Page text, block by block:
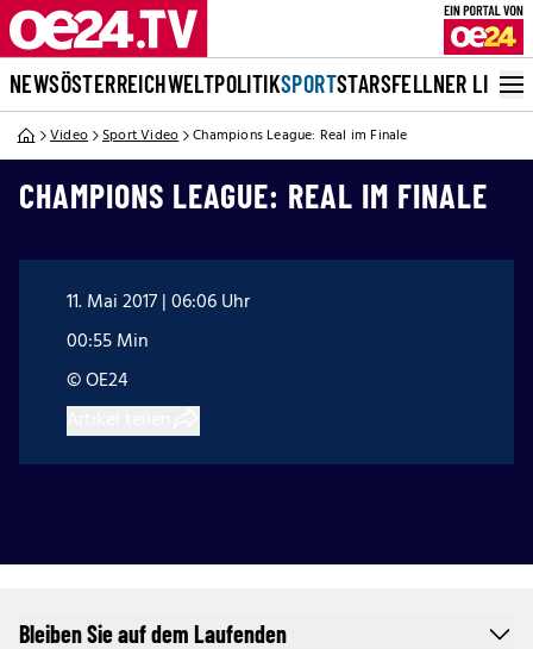
NEWSÖSTERREICHWELTPOLITIKSPORTSTARSFELLNER LIVE
Video Sport Video Champions League: Real im Finale
CHAMPIONS LEAGUE: REAL IM FINALE
11. Mai 2017 | 06:06 Uhr
00:55 Min
© OE24
Bleiben Sie auf dem Laufenden